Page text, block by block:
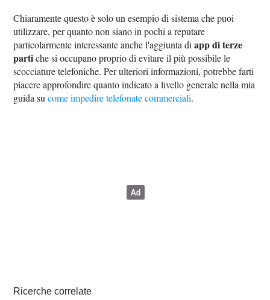
Chiaramente questo è solo un esempio di sistema che puoi
utilizzare, per quanto non siano in pochi a reputare
particolarmente interessante anche l'aggiunta diapp di terze
partiche si occupano proprio di evitare il più possibile le
scocciature telefoniche. Per ulteriori informazioni, potrebbe farti
piacere approfondire quanto indicato a livello generale nella mia
guida sucome impedire telefonate commerciali.